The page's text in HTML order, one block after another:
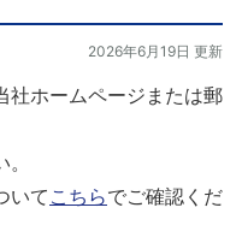
2026年6月19日 更新
社ホームページまたは郵
いてこちらでご確認くだ